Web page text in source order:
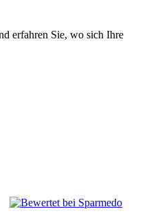
erfahren Sie, wo sich Ihre